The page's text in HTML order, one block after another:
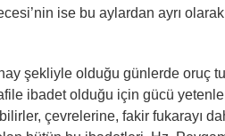
ise bu aylardan ayrı olarak
şekliyle olduğu günlerde oruç
ibadet olduğu için gücü
çevrelerine, fakir fukarayı